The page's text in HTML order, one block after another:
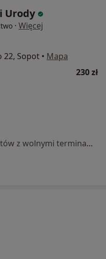
Urody
· Więcej
22, Sopot • Mapa
230 zł
Brak dostępnych specjalistów z wolnymi terminami w tym centrum medycznym.